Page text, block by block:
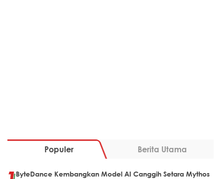
Populer Berita Utama
ByteDance Kembangkan Model AI Canggih Setara Mythos